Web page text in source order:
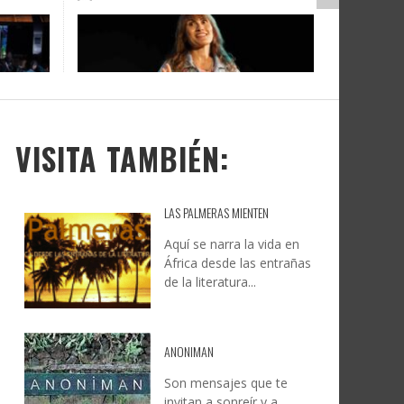
A
Y
DOCANARIAS CONVOCA A
INSTITUCIONES A REFLEXIONAR
SOBRE LA INTERNACIONALIZACIÓN
DEL CINE DE REALIDAD
JESÚS RODRÍGUEZ FALCÓN:
NATURALEZA, CAMINO Y
FOTOGRAFÍA
LEONCIO GONZÁLEZ, 9 JUNIO, 2026
VISITA TAMBIÉN:
LAS PALMERAS MIENTEN
Aquí se narra la vida en
África desde las entrañas
de la literatura...
ANONIMAN
Son mensajes que te